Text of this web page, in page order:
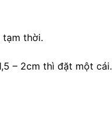
tạm thời.
– 2cm thì đặt một cái.